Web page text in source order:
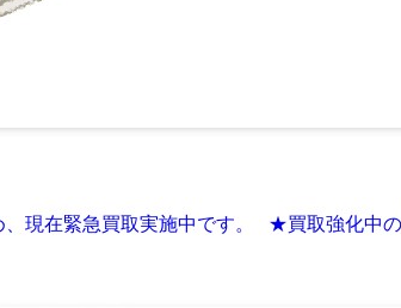
現在緊急買取実施中です。 ★買取強化中